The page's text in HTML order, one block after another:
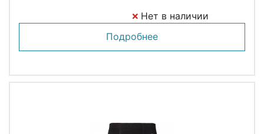
Нет в наличии
Подробнее